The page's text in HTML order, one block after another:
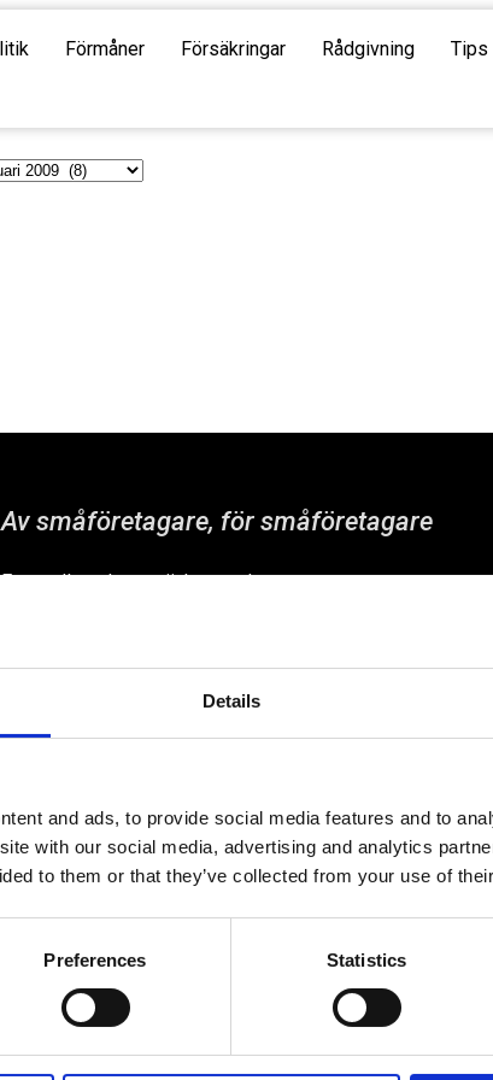
Details
and ads, to provide social media features and to
with our social media, advertising and analytics
to them or that they’ve collected from your use of
Preferences Statistics
Förmåner Försäkringar Rådgivning Tips
Av småföretagare, för småföretagare
Ett medlemskap späckat med
soloföretagare och små företag med företagaren i
fokus. Vi är själva småföretagare och vet hur